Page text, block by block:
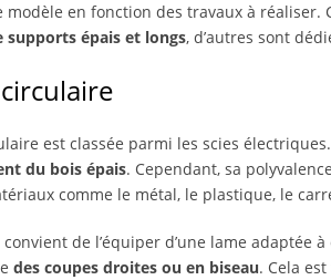
modèle en fonction des travaux à réaliser.
supports épais et longs, d’autres sont
est classée parmi les scies
du bois épais. Cependant, sa
comme le métal, le plastique, le
de l’équiper d’une lame adaptée
des coupes droites ou en biseau. Cela